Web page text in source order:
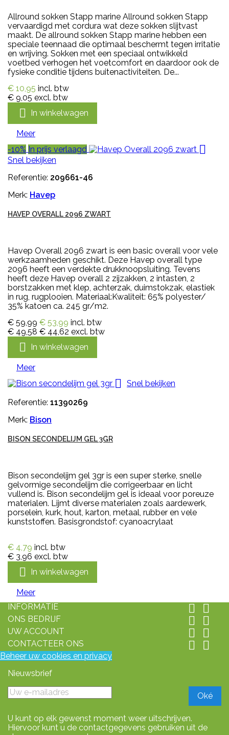
Allround sokken Stapp marine Allround sokken Stapp
vervaardigd met cordura wat deze sokken slijtvast
maakt. De allround sokken Stapp marine hebben een
speciale teennaad die optimaal beschermt tegen irritatie
en wrijving. Sokken met een speciaal ontwikkeld
voetbed verhogen het voetcomfort en daardoor ook de
fysieke conditie tijdens buitenactiviteiten. De...
€ 10,95 incl. btw
€ 9,05 excl. btw
 In winkelwagen
Meer
-10% In prijs verlaagd 
Snel bekijken
Referentie: 209661-46
Merk: Havep
HAVEP OVERALL 2096 ZWART
Havep Overall 2096 zwart is een basic overall voor vele
werkzaamheden geschikt. Deze Havep overall type
2096 heeft een verdekte drukknoopsluiting. Tevens
heeft deze Havep overall 2 zijzakken, 2 intasten, 2
borstzakken met klep, achterzak, duimstokzak, elastiek
in rug, rugplooien. Materiaal:Kwaliteit: 65% polyester/
35% katoen ca. 245 gr/m2.
€ 59,99 € 53,99 incl. btw
€ 49,58 € 44,62 excl. btw
 In winkelwagen
Meer

Snel bekijken
Referentie: 11390269
Merk: Bison
BISON SECONDELIJM GEL 3GR
Bison secondelijm gel 3gr is een super sterke, snelle
gelvormige secondelijm die corrigeerbaar en licht
vullend is. Bison secondelijm gel is ideaal voor poreuze
materialen. Lijmt diverse materialen zoals aardewerk,
porselein, kurk, hout, karton, metaal, rubber en vele
kunststoffen. Basisgrondstof: cyanoacrylaat
€ 4,79 incl. btw
€ 3,96 excl. btw
 In winkelwagen
Meer
INFORMATIE
 
ONS BEDRIJF  
UW ACCOUNT  
CONTACTEER ONS  
Beheer uw cookies en privacy
Nieuwsbrief
U kunt op elk gewenst moment weer uitschrijven.
Hiervoor kunt u de contactgegevens gebruiken uit de